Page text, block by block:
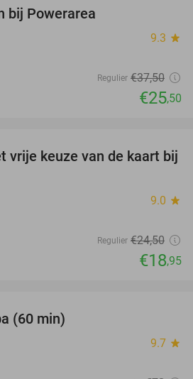
bij Powerarea
9.3 star
Regulier €37,50
€25,50
23%
vrije keuze van de kaart bij
9.0 star
Regulier €24,50
€18,95
(60 min)
9.7 star